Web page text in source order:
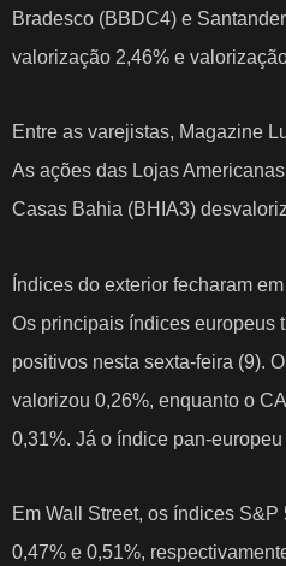
Bradesco (BBDC4) e
valorização 2,46% e
Entre as varejistas, Magazine
As ações das Lojas
Casas Bahia (BHIA3)
Índices do exterior fecharam
Os principais índices europeus
positivos nesta sexta-feira (9).
valorizou 0,26%, enquanto o
0,31%. Já o índice pan-
Em Wall Street, os índices
0,47% e 0,51%,